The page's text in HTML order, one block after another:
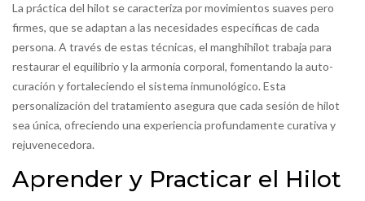
La práctica del hilot se caracteriza por movimientos suaves pero
firmes, que se adaptan a las necesidades específicas de cada
persona. A través de estas técnicas, el manghihilot trabaja para
restaurar el equilibrio y la armonía corporal, fomentando la auto-
curación y fortaleciendo el sistema inmunológico. Esta
personalización del tratamiento asegura que cada sesión de hilot
sea única, ofreciendo una experiencia profundamente curativa y
rejuvenecedora.
Aprender y Practicar el Hilot